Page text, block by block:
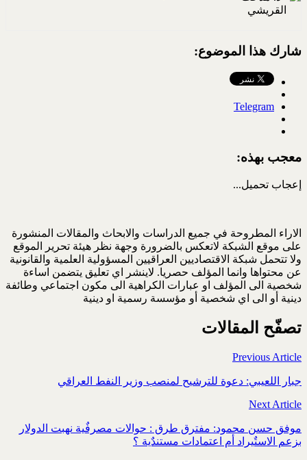
شارك هذا الموضوع:
Telegram
معجب بهذه:
إعجاب تحميل...
الاراء المطروحة في جميع الدراسات والابحاث والمقالات المنشورة
على موقع الشبكة لاتعكس بالضرورة وجهة نظر هيئة تحرير الموقع
ولا تتحمل شبكة الاقتصاديين العراقيين المسؤولية العلمية والقانونية
عن محتواها وانما المؤلف حصريا. لاينشر اي تعليق يتضمن اساءة
شخصية الى المؤلف او عبارات الكراهية الى مكون اجتماعي وطائفة
دينية أو الى اي شخصية أو مؤسسة رسمية او دينية
تصفّح المقالات
Previous Article
جبار اللعيبي: دعوة للترشيح لمنصب وزير النفط العراقي
Next Article
موفق حسن محمود: مفترق طرق : حوالات مصرفٌية نهبت الدولار
بزعم الاستٌيراد أم اعتمادات مستندٌية ؟